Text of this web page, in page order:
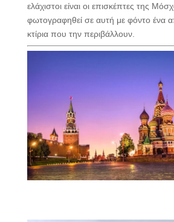
ελάχιστοι είναι οι επισκέπτες της
φωτογραφηθεί σε αυτή με φόντο ένα
κτίρια που την περιβάλλουν.